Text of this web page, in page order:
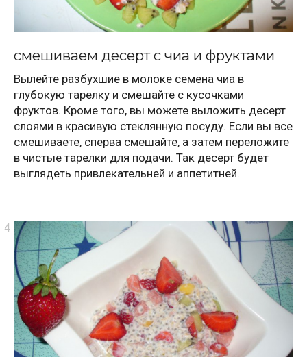
смешиваем десерт с чиа и фруктами
Вылейте разбухшие в молоке семена чиа в
глубокую тарелку и смешайте с кусочками
фруктов. Кроме того, вы можете выложить десерт
слоями в красивую стеклянную посуду. Если вы все
смешиваете, сперва смешайте, а затем переложите
в чистые тарелки для подачи. Так десерт будет
выглядеть привлекательней и аппетитней.